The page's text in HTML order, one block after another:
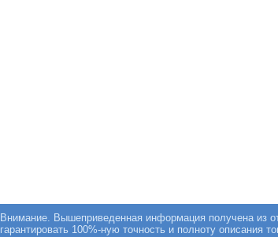
Внимание. Вышеприведенная информация получена из
гарантировать 100%-ную точность и полноту